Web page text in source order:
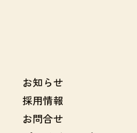
お知らせ
採用情報
お問合せ